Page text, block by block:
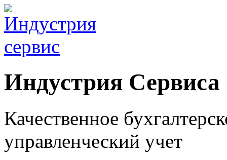
Индустрия Сервиса
Качественное
управленческий учет